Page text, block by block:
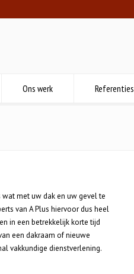
Ons werk Referenties
met uw dak en uw gevel te
van A Plus hiervoor dus heel
in een betrekkelijk korte tijd
een dakraam of nieuwe
vakkundige dienstverlening.